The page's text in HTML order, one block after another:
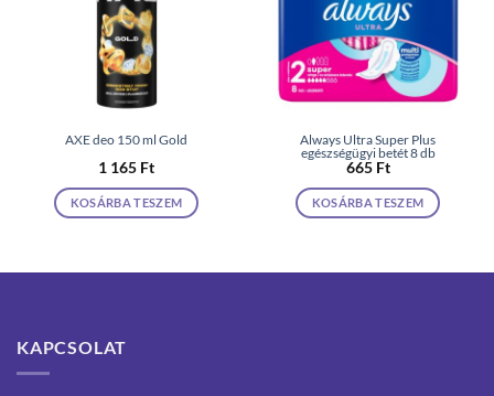
AXE deo 150 ml Gold
1 165 Ft
KOSÁRBA TESZEM
Always Ultra Super Plus
egészségügyi betét 8 db
665 Ft
KOSÁRBA TESZEM
KAPCSOLAT